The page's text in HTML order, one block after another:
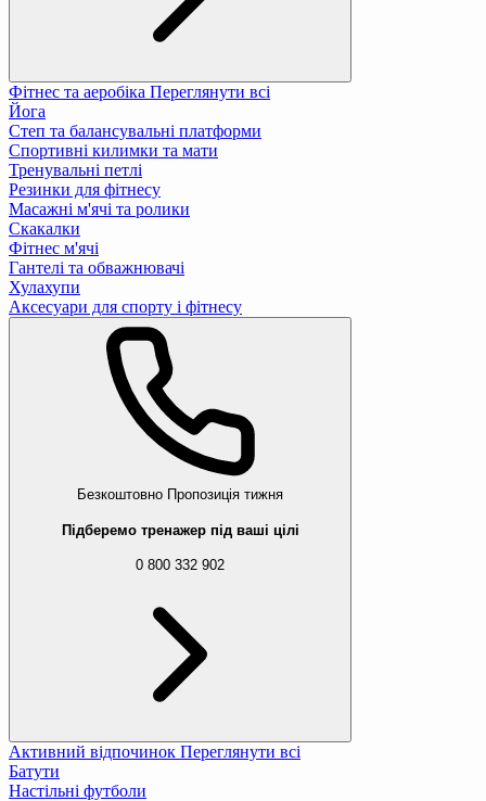
Фітнес та аеробіка Переглянути всі
Йога
Степ та балансувальні платформи
Спортивні килимки та мати
Тренувальні петлі
Резинки для фітнесу
Масажні м'ячі та ролики
Скакалки
Фітнес м'ячі
Гантелі та обважнювачі
Хулахупи
Аксесуари для спорту і фітнесу
Безкоштовно Пропозиція тижня
Підберемо тренажер під ваші цілі
0 800 332 902
Активний відпочинок Переглянути всі
Батути
Настільні футболи